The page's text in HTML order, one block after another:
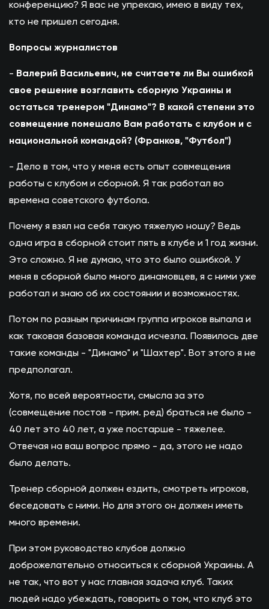
конференцию? Я вас не упрекаю, имею в виду тех,
кто не пришел сегодня.
Вопросы журналистов
- Валерий Васильевич, не считаете ли Вы ошибкой
свое решение возглавить сборную Украины и
остаться тренером "Динамо"? В какой степени это
совмещение помешало Вам работать с клубом и с
национальной командой? (Франков, "Футбол")
- Дело в том, что у меня есть опыт совмещения
работы с клубом и сборной. Я так работал во
времена советского футбола.
Почему я взял на себя такую тяжелую ношу? Ведь
одна игра в сборной стоит пять в клубе и 1 год жизни.
Это сложно. Я не думаю, что это было ошибкой. У
меня в сборной было много динамовцев, я с ними уже
работал и знаю об их состоянии и возможностях.
Потом по разным причинам группа игроков выпала и
как таковая базовая команда исчезла. Появилось две
такие команды - "Динамо" и "Шахтер". Вот этого я не
предполагал.
Хотя, по всей вероятности, смысла за это
(совмещение постов - прим. ред) браться не было -
40 лет это 40 лет, а уже постарше - тяжелее.
Отвечая на ваш вопрос прямо - да, этого не надо
было делать.
Тренер сборной должен ездить, смотреть игроков,
беседовать с ними. Но для этого он должен иметь
много времени.
При этом руководство клубов должно
доброжелательно относиться к сборной Украины. А
не так, что вот у нас главная задача клуб. Таких
людей надо убеждать, говорить о том, что клуб это